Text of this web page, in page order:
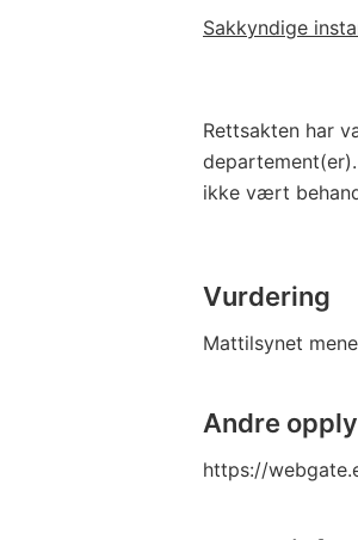
Sakkyndige
Rettsakten har
ikke vært
Vurdering
Mattilsynet
Andre
https://